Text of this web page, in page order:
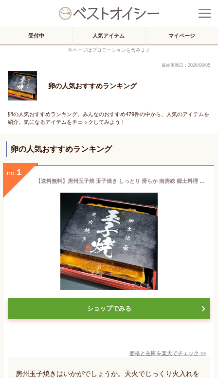
受付中 人気アイテム マイページ
本ページはプロモーションを含みます
最終更新日：2026/08/05
卵の人気おすすめランキング
卵の人気おすすめランキング。みんなのおすすめ479件の中から、人気のアイテムを
紹介。気になるアイテムをチェックしてみよう！
卵の人気おすすめランキング
no. 1
【送料無料】房州玉子焼 玉子焼き しっとり 滑らか 南房総 郷土料理 お取り寄せ グルメ 節分 巻き寿司 握り寿司 お弁当 卵焼き 惣菜 厚焼き玉子 千葉県産 玉子焼き お取り寄せグルメ 卵焼き 手作り タマゴ 卵 玉子 おつまみ おやつ 【そてつ農園】
ショップでみる
価格と在庫を楽天でチェック >>
房州玉子焼きはいかがでしょうか。天火でじっくり火入れを